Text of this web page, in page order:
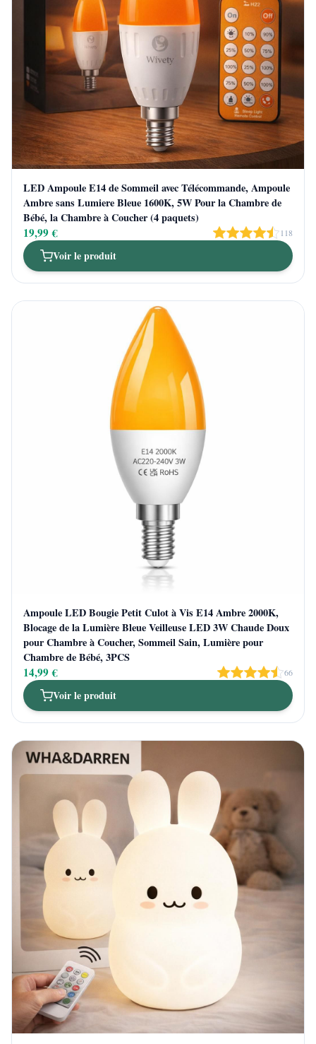
LED Ampoule E14 de Sommeil avec Télécommande, Ampoule
Ambre sans Lumiere Bleue 1600K, 5W Pour la Chambre de
Bébé, la Chambre à Coucher (4 paquets)
19,99 € 118
Voir le produit
Ampoule LED Bougie Petit Culot à Vis E14 Ambre 2000K,
Blocage de la Lumière Bleue Veilleuse LED 3W Chaude Doux
pour Chambre à Coucher, Sommeil Sain, Lumière pour
Chambre de Bébé, 3PCS
14,99 € 66
Voir le produit